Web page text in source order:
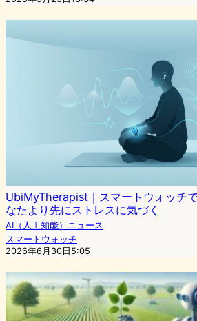
UbiMyTherapist｜スマートウォッチ
なたより先にストレスに気づく
AI（人工知能）ニュース
スマートウォッチ
2026年6月30日5:05